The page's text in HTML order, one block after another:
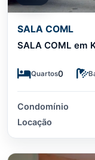
SALA COML
SALA COML em
Quartos0
Condomínio
Locação